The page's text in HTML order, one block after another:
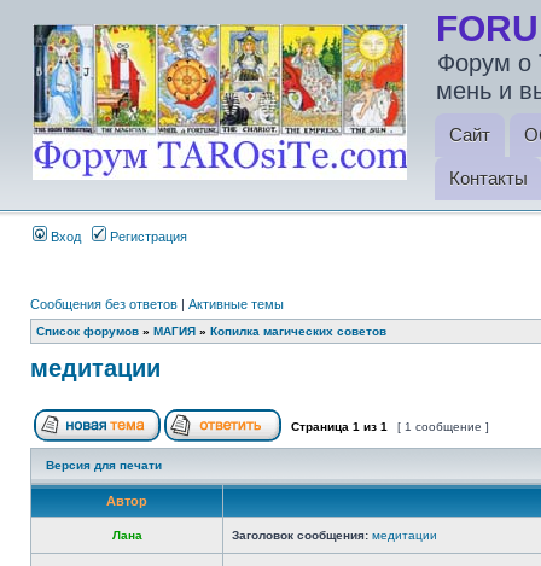
Форум о
мень и
Сайт
Контакты
Вход Регистрация
Сообщения без ответов | Активные темы
Список форумов » МАГИЯ » Копилка магических советов
медитации
Страница 1 из 1 [ 1 сообщение ]
Версия для печати
Автор
Лана Заголовок сообщения: медитации